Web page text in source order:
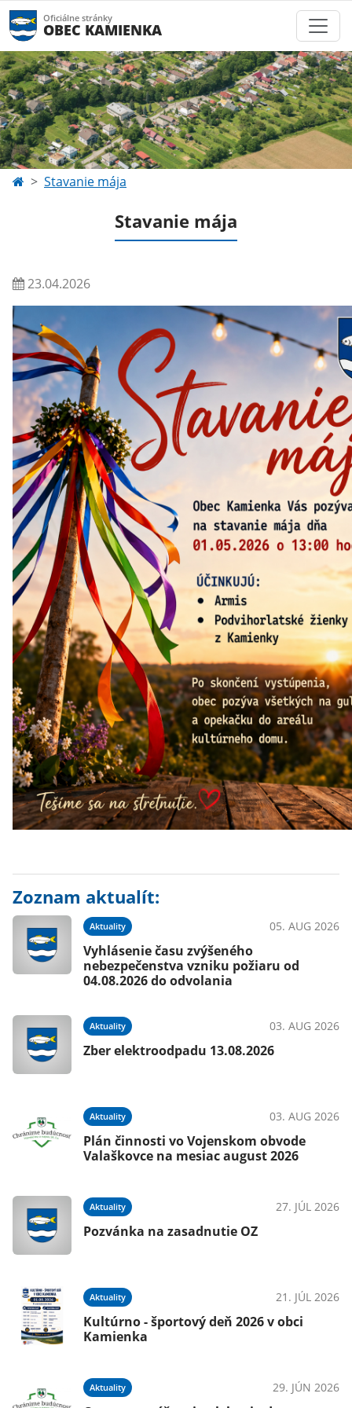
Oficiálne stránky
OBEC KAMIENKA
Stavanie mája
Stavanie mája
23.04.2026
Zoznam aktualít:
Aktuality 05. AUG 2026
Vyhlásenie času zvýšeného
nebezpečenstva vzniku požiaru od
04.08.2026 do odvolania
Aktuality 03. AUG 2026
Zber elektroodpadu 13.08.2026
Aktuality 03. AUG 2026
Plán činnosti vo Vojenskom obvode
Valaškovce na mesiac august 2026
Aktuality 27. JÚL 2026
Pozvánka na zasadnutie OZ
Aktuality 21. JÚL 2026
Kultúrno - športový deň 2026 v obci
Kamienka
Aktuality 29. JÚN 2026